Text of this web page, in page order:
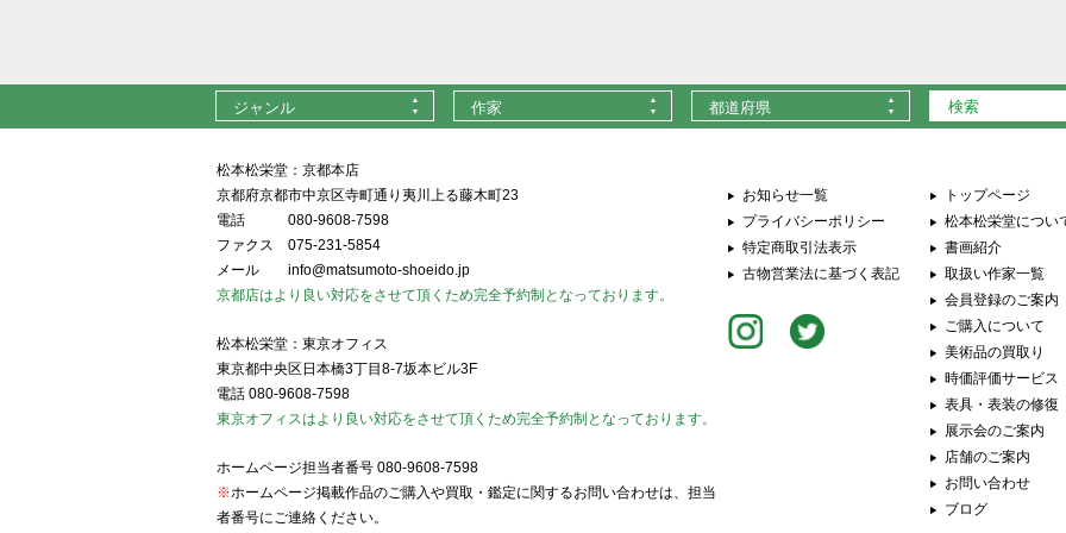
ジャンル 作家 都道府県
松本松栄堂：京都本店
京都府京都市中京区寺町通り夷川上る藤木町23
電話
080-9608-7598
ファクス
075-231-5854
メール
info@matsumoto-shoeido.jp
京都店はより良い対応をさせて頂くため完全予約制となっております。
松本松栄堂：東京オフィス
東京都中央区日本橋3丁目8-7坂本ビル3F
電話 080-9608-7598
東京オフィスはより良い対応をさせて頂くため完全予約制となっております。
ホームページ担当者番号 080-9608-7598
※ホームページ掲載作品のご購入や買取・鑑定に関するお問い合わせは、担当
者番号にご連絡ください。
お知らせ一覧
プライバシーポリシー
特定商取引法表示
古物営業法に基づく表記
トップページ
松本松栄堂につい
書画紹介
取扱い作家一覧
会員登録のご案内
ご購入について
美術品の買取り
時価評価サービス
表具・表装の修復
展示会のご案内
店舗のご案内
お問い合わせ
ブログ